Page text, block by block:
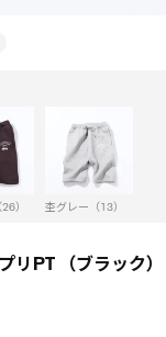
） 杢グレー（13）
PT （ブラック）